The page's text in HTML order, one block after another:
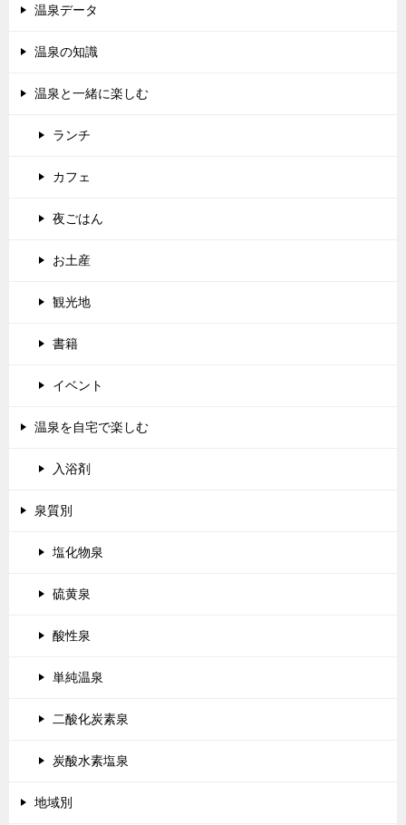
温泉データ
温泉の知識
温泉と一緒に楽しむ
ランチ
カフェ
夜ごはん
お土産
観光地
書籍
イベント
温泉を自宅で楽しむ
入浴剤
泉質別
塩化物泉
硫黄泉
酸性泉
単純温泉
二酸化炭素泉
炭酸水素塩泉
地域別